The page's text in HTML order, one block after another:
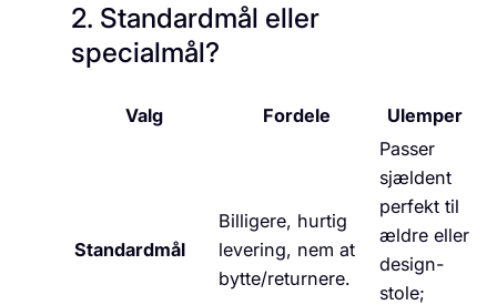
2. Standardmål eller
specialmål?
Valg Fordele Ulemper
Standardmål
Billigere, hurtig
levering, nem at
bytte/returnere.
Passer
sjældent
perfekt til
ældre eller
design-
stole;